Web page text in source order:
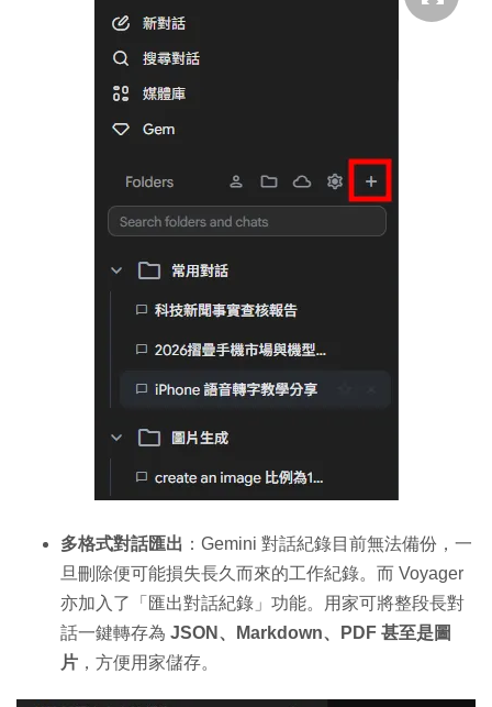
多格式對話匯出 ：Gemini 對話紀錄目前無法備份，一
旦刪除便可能損失長久而來的工作紀錄。而 Voyager
亦加入了「匯出對話紀錄」功能。用家可將整段長對
話一鍵轉存為 JSON、Markdown、PDF 甚至是圖
片 ，方便用家儲存。